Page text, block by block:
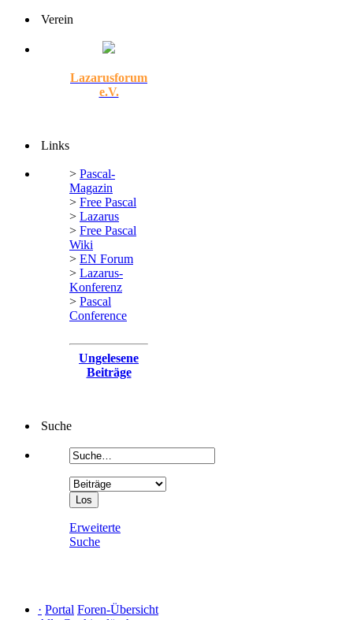
Verein
Lazarusforum
e.V.
Links
> Pascal-
Magazin
> Free Pascal
> Lazarus
> Free Pascal
Wiki
> EN Forum
> Lazarus-
Konferenz
> Pascal
Conference
Ungelesene
Beiträge
Suche
Erweiterte
Suche
· Portal Foren-Übersicht